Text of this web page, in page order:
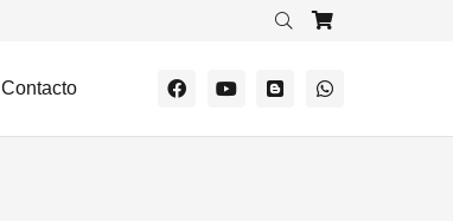
Contacto